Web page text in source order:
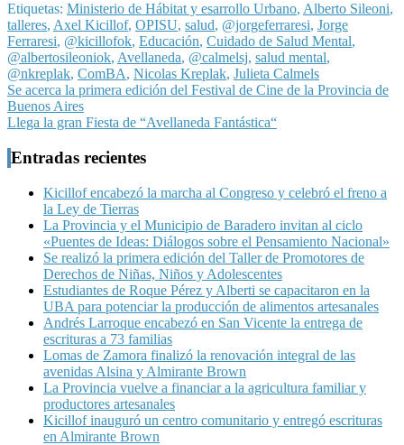
Etiquetas: Ministerio de Hábitat y esarrollo Urbano, Alberto Sileoni,
talleres, Axel Kicillof, OPISU, salud, @jorgeferraresi, Jorge
Ferraresi, @kicillofok, Educación, Cuidado de Salud Mental,
@albertosileoniok, Avellaneda, @calmelsj, salud mental,
@nkreplak, ComBA, Nicolas Kreplak, Julieta Calmels
Navegación
de
entradas
Se acerca la primera edición del Festival de Cine de la Provincia de
Buenos Aires
Llega la gran Fiesta de “Avellaneda Fantástica“
Entradas recientes
Kicillof encabezó la marcha al Congreso y celebró el freno a
la Ley de Tierras
La Provincia y el Municipio de Baradero invitan al ciclo
«Puentes de Ideas: Diálogos sobre el Pensamiento Nacional»
Se realizó la primera edición del Taller de Promotores de
Derechos de Niñas, Niños y Adolescentes
Estudiantes de Roque Pérez y Alberti se capacitaron en la
UBA para potenciar la producción de alimentos artesanales
Andrés Larroque encabezó en San Vicente la entrega de
escrituras a 73 familias
Lomas de Zamora finalizó la renovación integral de las
avenidas Alsina y Almirante Brown
La Provincia vuelve a financiar a la agricultura familiar y
productores artesanales
Kicillof inauguró un centro comunitario y entregó escrituras
en Almirante Brown